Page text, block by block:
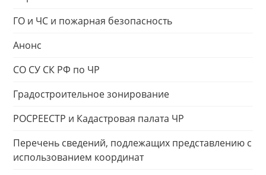
ГО и ЧС и пожарная безопасность
Анонс
СО СУ СК РФ по ЧР
Градостроительное зонирование
РОСРЕЕСТР и Кадастровая палата ЧР
Перечень сведений, подлежащих представлению с
использованием координат